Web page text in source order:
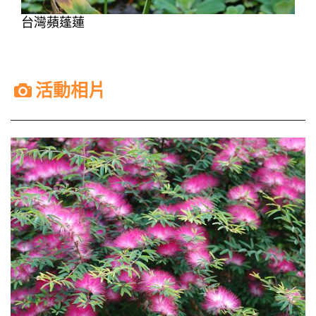
台灣蘋蓬蓮
活動相片